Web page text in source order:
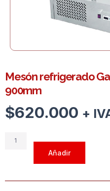
Mesón refrigerado
900mm
$620.000 +
Mesón
Añadir